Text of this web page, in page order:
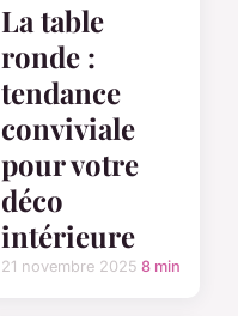
La table
ronde :
tendance
conviviale
pour votre
déco
intérieure
21 novembre 2025 8 min